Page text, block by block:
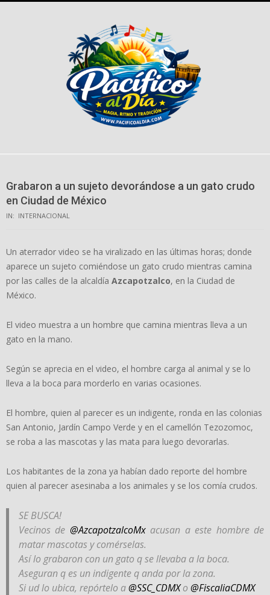
Grabaron a un sujeto devorándose a un gato crudo
en Ciudad de México
IN: INTERNACIONAL
Un aterrador video se ha viralizado en las últimas horas; donde
aparece un sujeto comiéndose un gato crudo mientras camina
por las calles de la alcaldía Azcapotzalco, en la Ciudad de
México.
El video muestra a un hombre que camina mientras lleva a un
gato en la mano.
Según se aprecia en el video, el hombre carga al animal y se lo
lleva a la boca para morderlo en varias ocasiones.
El hombre, quien al parecer es un indigente, ronda en las colonias
San Antonio, Jardín Campo Verde y en el camellón Tezozomoc,
se roba a las mascotas y las mata para luego devorarlas.
Los habitantes de la zona ya habían dado reporte del hombre
quien al parecer asesinaba a los animales y se los comía crudos.
SE BUSCA!
Vecinos de @AzcapotzalcoMxacusan a este hombre de
matar mascotas y comérselas.
Así lo grabaron con un gato q se llevaba a la boca.
Aseguran q es un indigente q anda por la zona.
Si ud lo ubica, repórtelo a@SSC_CDMXo @FiscaliaCDMX